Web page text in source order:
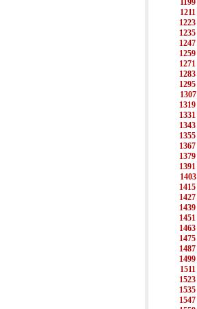
1199
1211
1223
1235
1247
1259
1271
1283
1295
1307
1319
1331
1343
1355
1367
1379
1391
1403
1415
1427
1439
1451
1463
1475
1487
1499
1511
1523
1535
1547